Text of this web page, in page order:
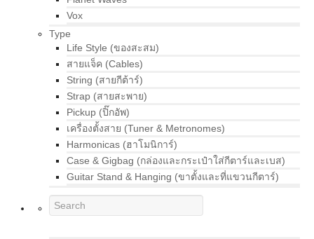
Vox
Type
Life Style (ของสะสม)
สายแจ็ค (Cables)
String (สายกีต้าร์)
Strap (สายสะพาย)
Pickup (ปิ๊กอัพ)
เครื่องตั้งสาย (Tuner & Metronomes)
Harmonicas (ฮาโมนิการ์)
Case & Gigbag (กล่องและกระเป๋าใส่กีตาร์และเบส)
Guitar Stand & Hanging (ขาตั้งและที่แขวนกีตาร์)